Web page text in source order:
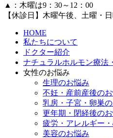
▲：木曜は9：30～12：00
【休診日】木曜午後、土曜・
HOME
私たちについて
ドクター紹介
ナチュラルホルモン療法
女性のお悩み
生理のお悩み
不妊・産前産後の
乳房・子宮・卵巣
更年期・閉経後の
疲労・アレルギー
美容のお悩み